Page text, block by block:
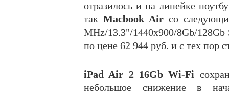
отразилось и на линейке
так Macbook Air cо
MHz/13.3"/1440x900/8Gb/128Gb
по цене 62 944 руб. и с тех пор
iPad Air 2 16Gb Wi-Fi
небольшое снижение в